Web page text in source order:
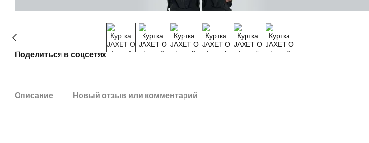
Поделиться в соцсетях
Описание Новый отзыв или комментарий